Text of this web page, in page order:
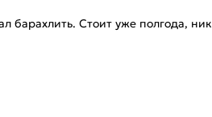
барахлить. Стоит уже полгода,